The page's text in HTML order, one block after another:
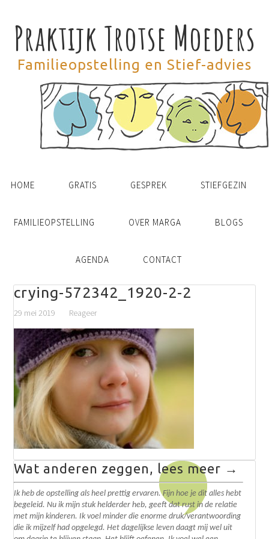
Praktijk Trotse Moeders
Familieopstelling en Stief-advies
HOME GRATIS GESPREK STIEFGEZIN
FAMILIEOPSTELLING OVER MARGA BLOGS
AGENDA CONTACT
crying-572342_1920-2-2
29 mei 2019 Reageer
Wat anderen zeggen, lees meer →
Ik heb de opstelling als heel prettig ervaren. Fijn hoe je dit alles hebt
begeleid. Nu ik mijn stuk helderder heb, geeft dat rust in de relatie
met mijn kinderen. Ik voel minder die enorme druk/verantwoording
die ik mijzelf had opgelegd.Het dagelijkse leven daagt mij wel uit